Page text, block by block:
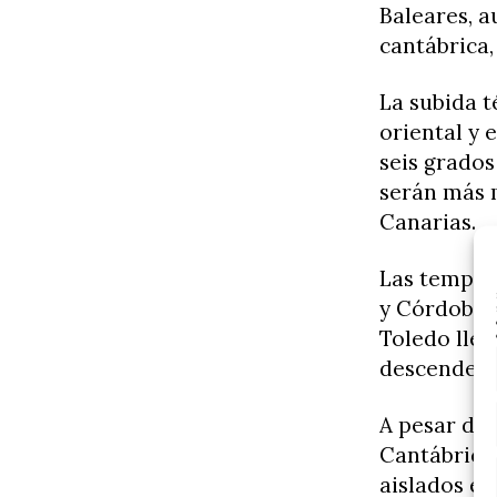
Baleares,
La subida
oriental y
seis
serán más
Canarias.
Las
y
Toledo
A pesar
aislados